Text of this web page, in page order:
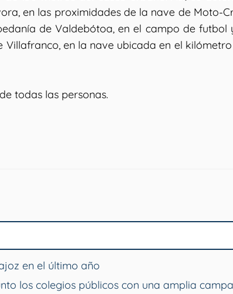
en las proximidades de la nave de Moto-
de Valdebótoa, en el campo de futbol
en la nave ubicada en el kilómetro
todas las personas.
en el último año
los colegios públicos con una amplia